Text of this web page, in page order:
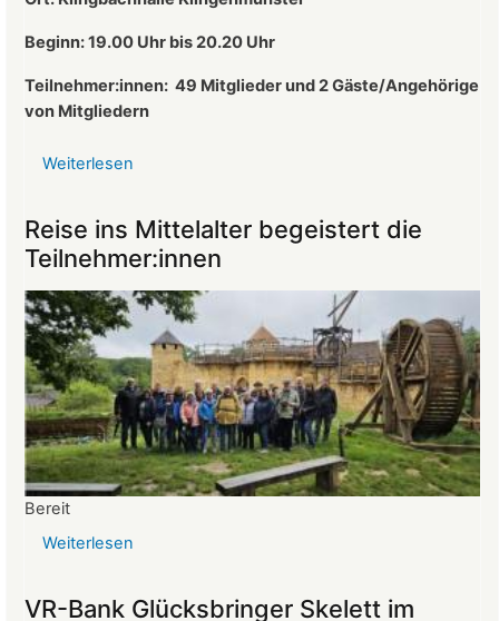
Vorsitzender
des
Beginn: 19.00 Uhr bis 20.20 Uhr
Teilnehmer:innen: 49 Mitglieder und 2 Gäste/Angehörige
von Mitgliedern
Weiterlesen
Mitgliederversammlung
vom
26.03.2025
Reise ins Mittelalter begeistert die
Teilnehmer:innen
Bereit
Weiterlesen
VR-Bank Glücksbringer Skelett im